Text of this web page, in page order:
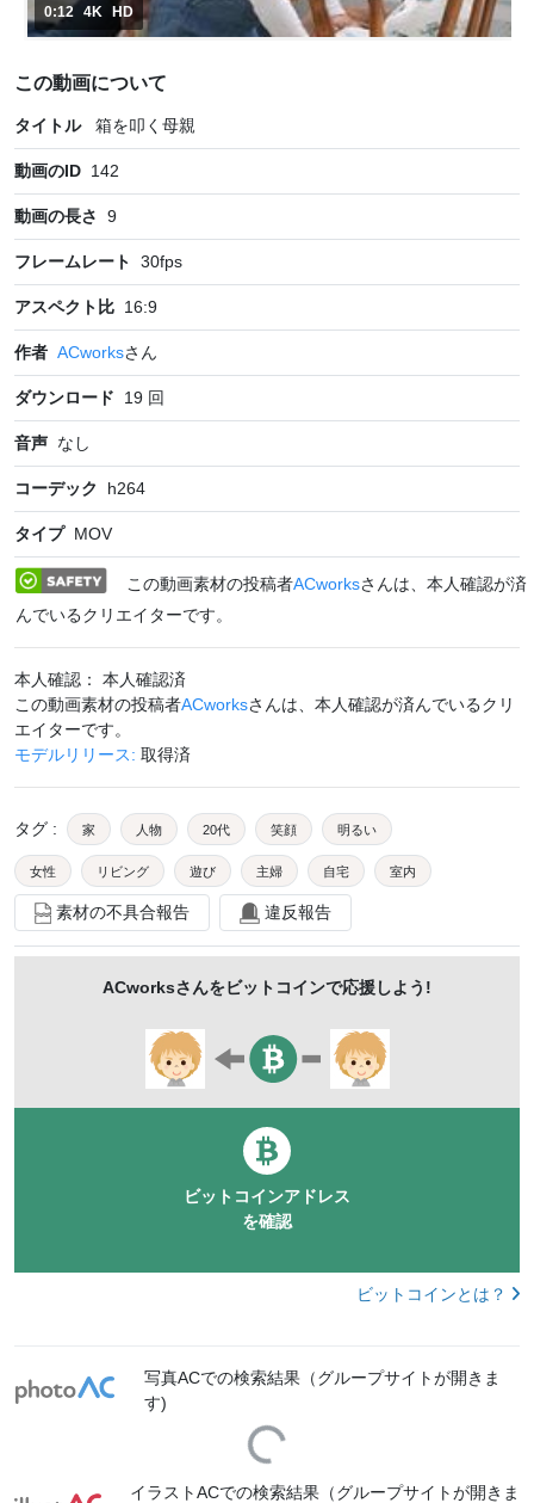
0:12 4K HD
この動画について
タイトル 箱を叩く母親
動画のID 142
動画の長さ 9
フレームレート 30fps
アスペクト比 16:9
作者 ACworksさん
ダウンロード 19 回
音声 なし
コーデック h264
タイプ MOV
この動画素材の投稿者ACworksさんは、本人確認が済
んでいるクリエイターです。
本人確認： 本人確認済
この動画素材の投稿者ACworksさんは、本人確認が済んでいるクリ
エイターです。
モデルリリース: 取得済
タグ : 家 人物 20代 笑顔 明るい
女性 リビング 遊び 主婦 自宅 室内
楽しい 座る ママ 育児 子育て
箱 母 窓際 外国人 リズム 叩く
baby_mothermac mdff487
素材の不具合報告 違反報告
ACworksさんをビットコインで応援しよう!
ビットコインアドレス
を確認
ビットコインとは？
写真ACでの検索結果（グループサイトが開きま
す)
Loading...
イラストACでの検索結果（グループサイトが開きま